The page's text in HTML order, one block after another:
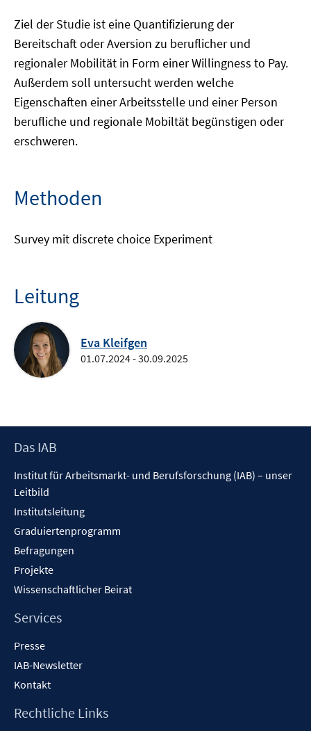
Ziel der Studie ist eine Quantifizierung der
Bereitschaft oder Aversion zu beruflicher und
regionaler Mobilität in Form einer Willingness to Pay.
Außerdem soll untersucht werden welche
Eigenschaften einer Arbeitsstelle und einer Person
berufliche und regionale Mobiltät begünstigen oder
erschweren.
Methoden
Survey mit discrete choice Experiment
Leitung
Eva Kleifgen
01.07.2024 - 30.09.2025
Footer
Das IAB
Institut für Arbeitsmarkt- und Berufsforschung (IAB) – unser
Leitbild
Institutsleitung
Graduiertenprogramm
Befragungen
Projekte
Wissenschaftlicher Beirat
Services
Presse
IAB-Newsletter
Kontakt
Rechtliche Links